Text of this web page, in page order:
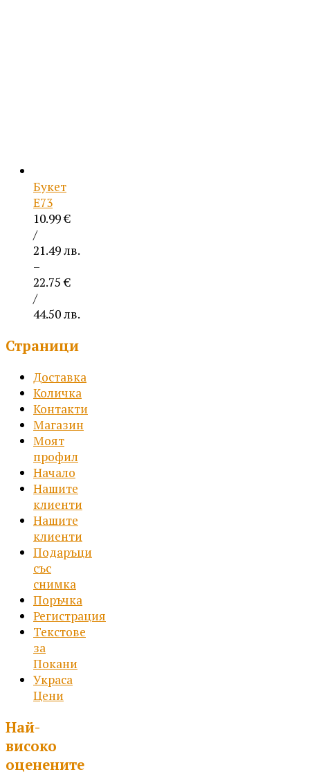
Букет
Е73
10.99€
/
21.49 лв.
–
22.75€
/
44.50 лв.
range:
/
21.49 лв.
through
22.75 €
/
44.50 лв.
Страници
Доставка
Количка
Контакти
Магазин
Моят
профил
Начало
Нашите
клиенти
Нашите
клиенти
Подаръци
със
снимка
Поръчка
Регистрация
Текстове
за
Покани
Украса
Цени
Най-
високо
оценените